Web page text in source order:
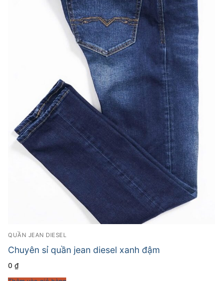
QUẦN JEAN DIESEL
Chuyên sỉ quần jean diesel xanh đậm
0 ₫